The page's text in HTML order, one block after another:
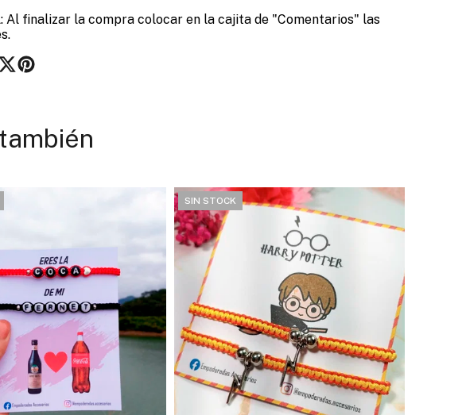
Al finalizar la compra colocar en la cajita de "Comentarios" las
SIN STOCK